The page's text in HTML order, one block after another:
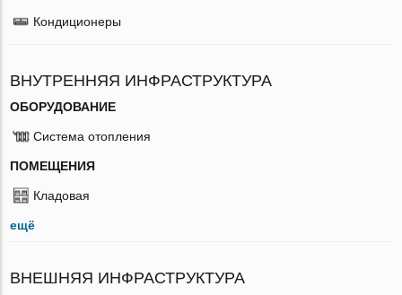
Кондиционеры
ВНУТРЕННЯЯ ИНФРАСТРУКТУРА
ОБОРУДОВАНИЕ
Система отопления
ПОМЕЩЕНИЯ
Кладовая
ещё
ВНЕШНЯЯ ИНФРАСТРУКТУРА